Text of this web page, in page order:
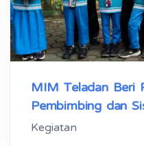
MIM Teladan Beri
Pembimbing dan
Kegiatan